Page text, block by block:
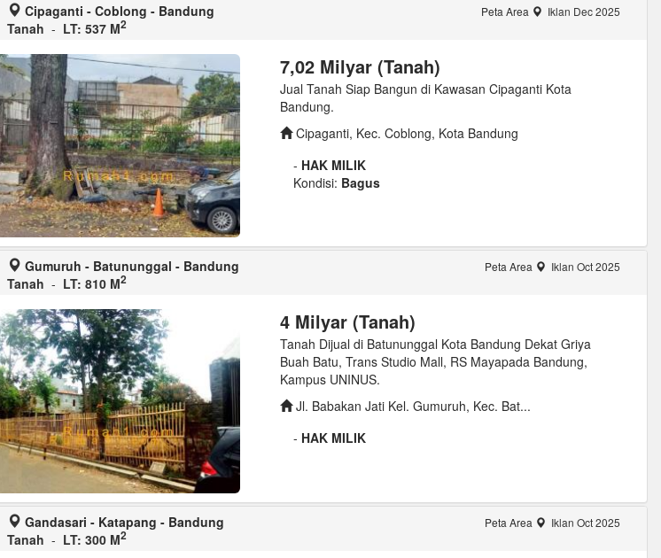
Cipaganti - Coblong - Bandung
Tanah - LT: 537 M2
Peta Area Iklan Dec 2025
7,02 Milyar (Tanah)
Jual Tanah Siap Bangun di Kawasan Cipaganti Kota
Bandung.
Cipaganti, Kec. Coblong, Kota Bandung
- HAK MILIK
Kondisi: Bagus
Gumuruh - Batununggal - Bandung
Tanah - LT: 810 M2
Peta Area Iklan Oct 2025
4 Milyar (Tanah)
Tanah Dijual di Batununggal Kota Bandung Dekat Griya
Buah Batu, Trans Studio Mall, RS Mayapada Bandung,
Kampus UNINUS.
Jl. Babakan Jati Kel. Gumuruh, Kec. Bat...
- HAK MILIK
Gandasari - Katapang - Bandung
Tanah - LT: 300 M2
Peta Area Iklan Oct 2025